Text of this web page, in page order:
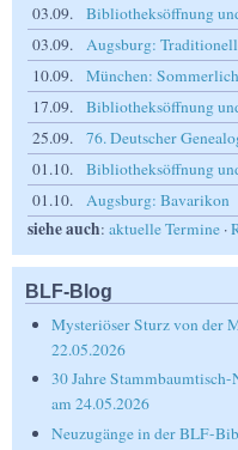
03.09.
Bibliotheksöffnung
03.09.
Augsburg:
10.09.
München:
17.09.
Bibliotheksöffnung
25.09.
76. Deutscher
01.10.
Bibliotheksöffnung
01.10.
Augsburg: Bavarikon
siehe auch: aktuelle Termine ·
BLF-Blog
Mysteriöser Sturz von der
22.05.2026
30 Jahre
am 24.05.2026
Neuzugänge in der BLF-